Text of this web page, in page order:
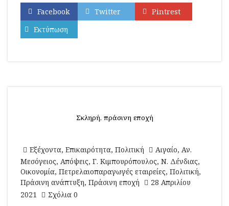
Facebook Twitter
Pintrest
Εκτύπωση
Σκληρή, πράσινη εποχή
Εξέχοντα, Επικαιρότητα, Πολιτική Αιγαίο, Αν.
Μεσόγειος, Απόψεις, Γ. Κιμπουρόπουλος, Ν. Δένδιας,
Οικονομία, Πετρελαιοπαραγωγές εταιρείες, Πολιτική,
Πράσινη ανάπτυξη, Πράσινη εποχή
28 Απριλίου
2021
Σχόλια 0